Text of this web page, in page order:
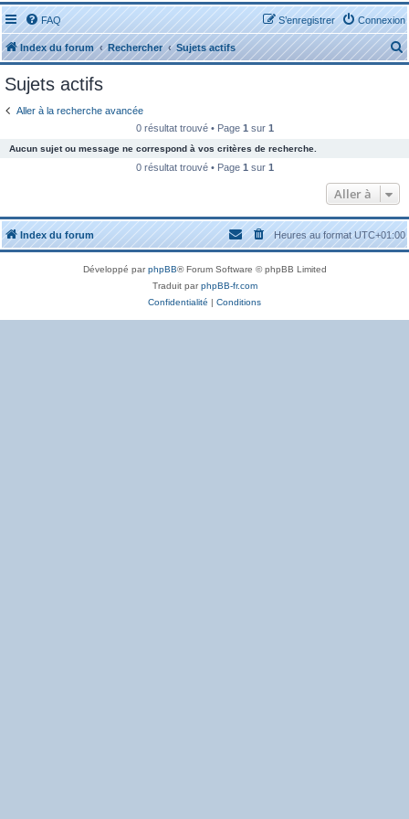
FAQ Connexion
S’enregistrer
Index du forum Rechercher Sujets actifs
e
e
r
Sujets actifs
Aller à la recherche avancée
0 résultat trouvé • Page 1 sur 1
Aucun sujet ou message ne correspond à vos critères de recherche.
0 résultat trouvé • Page 1 sur 1
Aller à
Index du forum Heures au formatUTC+01:00
Développé parphpBB® Forum Software © phpBB Limited
Traduit parphpBB-fr.com
Confidentialité | Conditions